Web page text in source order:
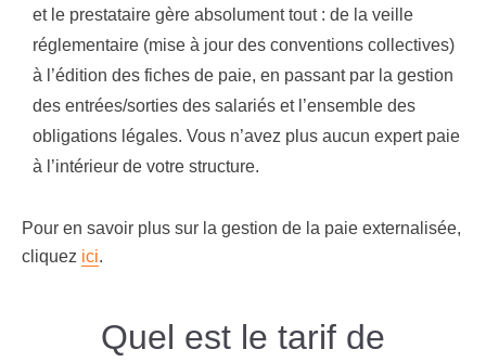
et le prestataire gère absolument tout : de la veille
réglementaire (mise à jour des conventions collectives)
à l’édition des fiches de paie, en passant par la gestion
des entrées/sorties des salariés et l’ensemble des
obligations légales. Vous n’avez plus aucun expert paie
à l’intérieur de votre structure.
Pour en savoir plus sur la gestion de la paie externalisée,
cliquez ici.
Quel est le tarif de